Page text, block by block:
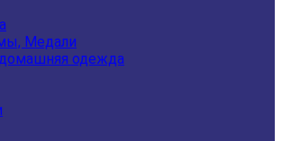
Медали
одежда